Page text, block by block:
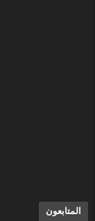
المتابعون